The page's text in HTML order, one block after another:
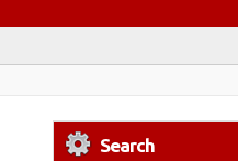
Search